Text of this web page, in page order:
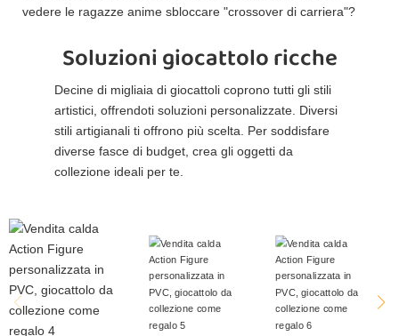
vedere le ragazze anime sbloccare "crossover di carriera"?
Soluzioni giocattolo ricche
Decine di migliaia di giocattoli coprono tutti gli stili
artistici, offrendoti soluzioni personalizzate. Diversi
stili artigianali ti offrono più scelta. Per soddisfare
diverse fasce di budget, crea gli oggetti da
collezione ideali per te.